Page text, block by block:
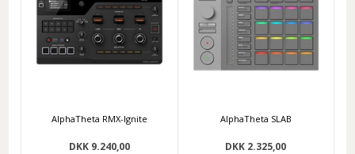
AlphaTheta RMX-Ignite
DKK 9.240,00
AlphaTheta SLAB
DKK 2.325,00